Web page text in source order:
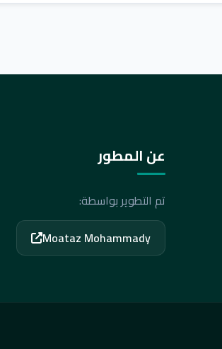
عن المطور
تم التطوير بواسطة:
Moataz Mohammady